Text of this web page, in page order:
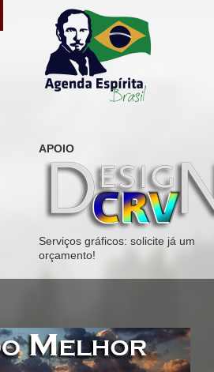
APOIO
Serviços gráficos: solicite já um
orçamento!